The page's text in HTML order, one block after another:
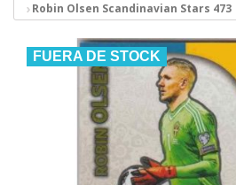
Robin Olsen Scandinavian Stars 473
FUERA DE STOCK